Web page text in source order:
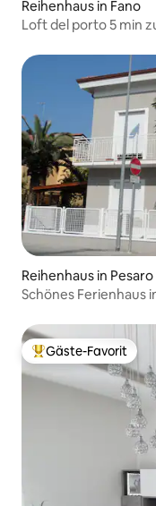
Reihenhaus in Fano
Loft del porto 5 min
Reihenhaus in Pesaro
Schönes Ferienhaus
Beliebter Gäste-
Gäste-Favorit